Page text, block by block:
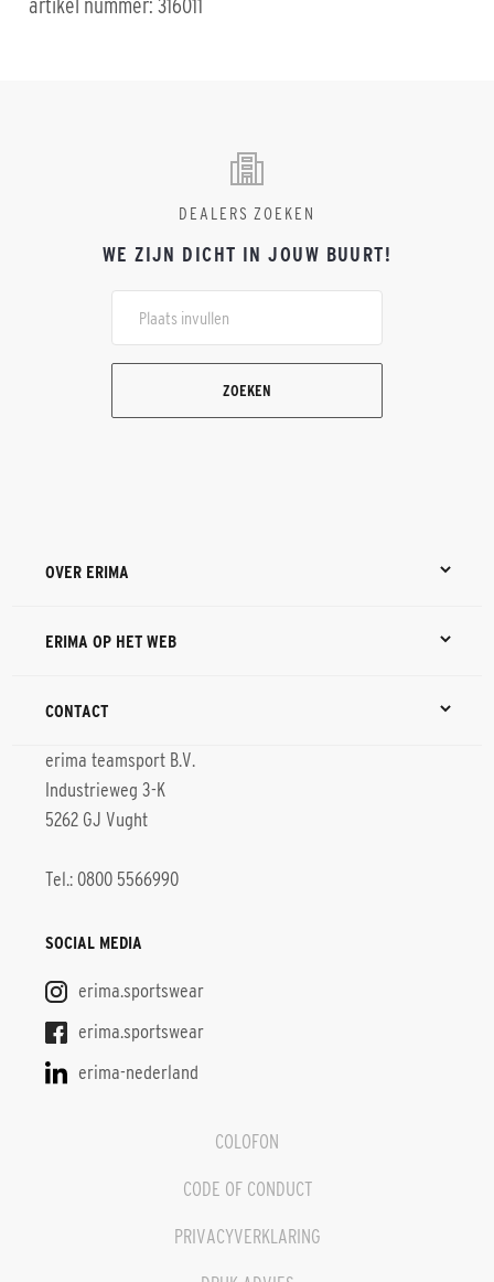
artikel nummer: 316011
DEALERS ZOEKEN
WE ZIJN DICHT IN JOUW BUURT!
ZOEKEN
OVER ERIMA
ERIMA OP HET WEB
CONTACT
erima teamsport B.V.
Industrieweg 3-K
5262 GJ Vught
Tel.: 0800 5566990
SOCIAL MEDIA
erima.sportswear
erima.sportswear
erima-nederland
COLOFON
CODE OF CONDUCT
PRIVACYVERKLARING